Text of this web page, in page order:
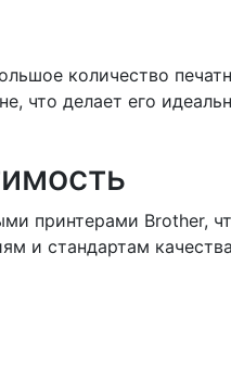
количество
что делает его
принтерами Brother,
и стандартам